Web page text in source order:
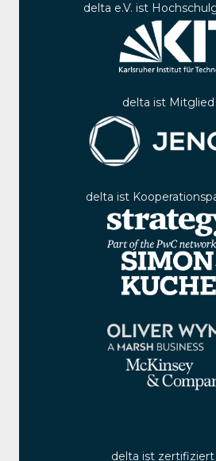
delta e.V. ist
delta ist Mitglied
delta ist
delta ist zertifiziert